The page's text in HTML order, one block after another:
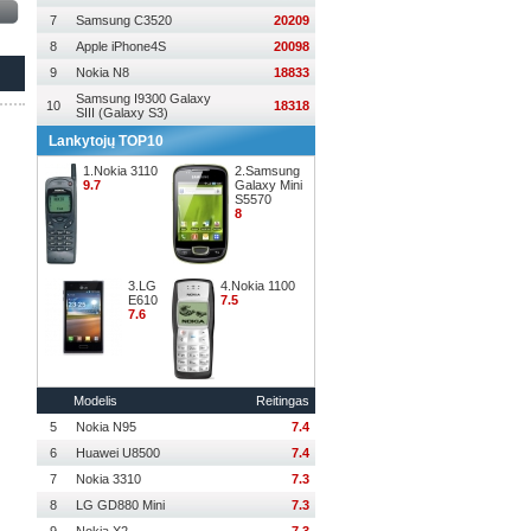
7
Samsung C3520
20209
8
Apple iPhone4S
20098
9
Nokia N8 18833
10
Samsung I9300 Galaxy
SIII (Galaxy S3)
18318
Lankytojų TOP10
1.Nokia 3110
9.7
2.Samsung
Galaxy Mini
S5570
8
3.LG
E610
7.6
4.Nokia 1100
7.5
Modelis
Reitingas
5
Nokia N95
7.4
6
Huawei U8500
7.4
7
Nokia 3310
7.3
8
LG GD880 Mini
7.3